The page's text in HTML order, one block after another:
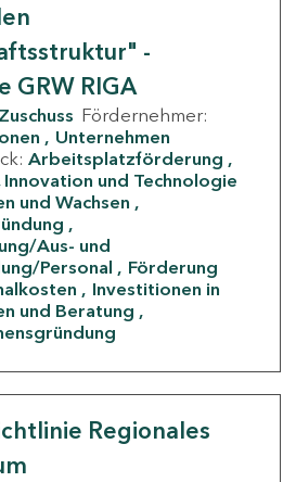
-
GRW RIGA
Zuschuss Fördernehmer:
Unternehmen
Arbeitsplatzförderung
Innovation und Technologie
und Wachsen
Aus- und
Personal
Förderung
Investitionen in
und Beratung
Regionales